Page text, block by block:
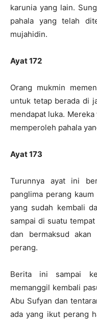
karunia yang lain.
pahala yang telah
mujahidin.
Ayat 172
Orang mukmin
untuk tetap berada di
mendapat luka.
memperoleh pahala
Ayat 173
Turunnya ayat ini
panglima perang
yang sudah kembali
sampai di suatu
dan bermaksud
perang.
Berita ini sampai
memanggil kembali
Abu Sufyan dan
ada yang ikut perang